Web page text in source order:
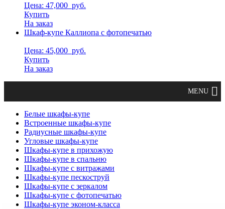
Цена: 47,000 руб.
Купить
На заказ
Шкаф-купе Каллиопа с фотопечатью
Цена: 45,000 руб.
Купить
На заказ
Белые шкафы-купе
Встроенные шкафы-купе
Радиусные шкафы-купе
Угловые шкафы-купе
Шкафы-купе в прихожую
Шкафы-купе в спальню
Шкафы-купе с витражами
Шкафы-купе пескоструй
Шкафы-купе с зеркалом
Шкафы-купе с фотопечатью
Шкафы-купе эконом-класса